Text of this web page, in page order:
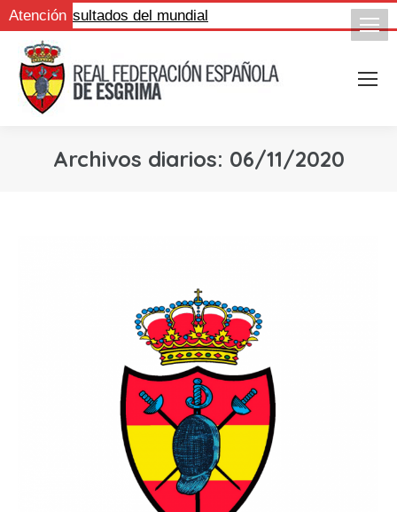
Atención
los resultados del mundial
Archivos diarios: 06/11/2020